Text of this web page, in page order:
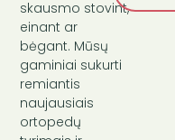
skausmo stovint,
einant ar
bėgant. Mūsų
gaminiai sukurti
remiantis
naujausiais
ortopedų